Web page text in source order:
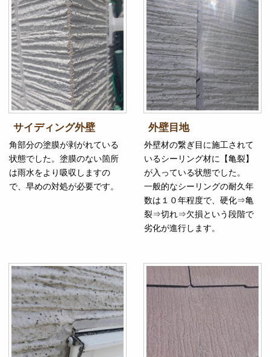
サイディング外壁
角部分の塗膜が剥がれている
状態でした。塗膜のない箇所
は雨水をより吸収しますの
で、早めの対処が必要です。
外壁目地
外壁材の繋ぎ目に施工されて
いるシーリング材に【亀裂】
が入っている状態でした。
一般的なシーリングの耐久年
数は１０年程度で、硬化⇒亀
裂⇒切れ⇒欠損という段階で
劣化が進行します。